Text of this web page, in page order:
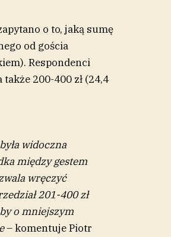
o to, jaką sumę
od gościa
Respondenci
200-400 zł (24,4
widoczna
między gestem
wręczyć
201-400 zł
o mniejszym
– komentuje Piotr